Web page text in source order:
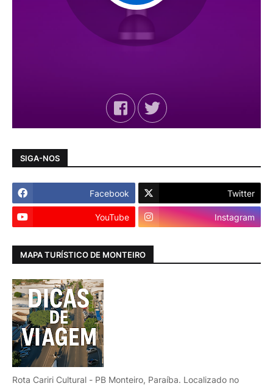
SIGA-NOS
Facebook Twitter
YouTube Instagram
MAPA TURÍSTICO DE MONTEIRO
Rota Cariri Cultural - PB Monteiro, Paraíba. Localizado no